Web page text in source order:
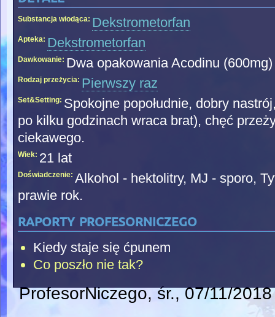
Substancja wiodąca: Dekstrometorfan
Apteka: Dekstrometorfan
Dawkowanie: Dwa opakowania Acodinu (600mg)
Rodzaj przeżycia: Pierwszy raz
Set&Setting: Spokojne popołudnie, dobry
po kilku godzinach wraca brat), chęć
ciekawego.
Wiek: 21 lat
Doświadczenie: Alkohol - hektolitry, MJ - sporo,
prawie rok.
raporty profesorniczego
Kiedy staje się ćpunem
Co poszło nie tak?
ProfesorNiczego, śr., 07/11/